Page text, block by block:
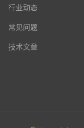
行业动态
常见问题
技术文章